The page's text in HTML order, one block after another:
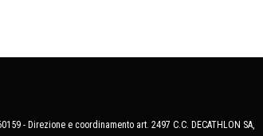
- Direzione e coordinamento art. 2497 C.C. DECATHLON SA,